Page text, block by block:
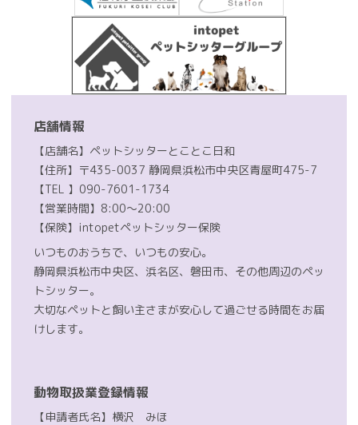
店舗情報
【店舗名】ペットシッターとことこ日和
【住所】〒435-0037 静岡県浜松市中央区青屋町475-7
【TEL 】090-7601-1734
【営業時間】8:00〜20:00
【保険】intopetペットシッター保険
いつものおうちで、いつもの安心。
静岡県浜松市中央区、浜名区、磐田市、その他周辺のペッ
トシッター。
大切なペットと飼い主さまが安心して過ごせる時間をお届
けします。
動物取扱業登録情報
【申請者氏名】横沢 みほ